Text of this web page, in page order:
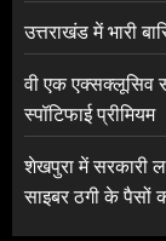
उत्तराखंड में भारी
वी एक एक्सक्लूसिव
स्पॉटिफाई प्रीमियम
शेखपुरा में सरकारी
साइबर ठगी के पैसों